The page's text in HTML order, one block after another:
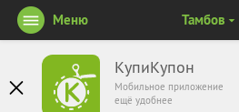
КупиКупон
Мобильное приложение
ещё удобнее
Меню Тамбов